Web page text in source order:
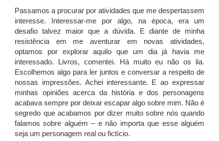
Passamos a procurar por atividades que me despertassem
interesse. Interessar-me por algo, na época, era um
desafio talvez maior que a dúvida. E diante de minha
resistência em me aventurar em novas atividades,
optamos por explorar aquilo que um dia já havia me
interessado. Livros, comentei. Há muito eu não os lia.
Escolhemos algo para ler juntos e conversar a respeito de
nossas impressões. Achei interessante. E ao expressar
minhas opiniões acerca da história e dos personagens
acabava sempre por deixar escapar algo sobre mim. Não é
segredo que acabamos por dizer muito sobre nós quando
falamos sobre alguém – e não importa que esse alguém
seja um personagem real ou fictício.